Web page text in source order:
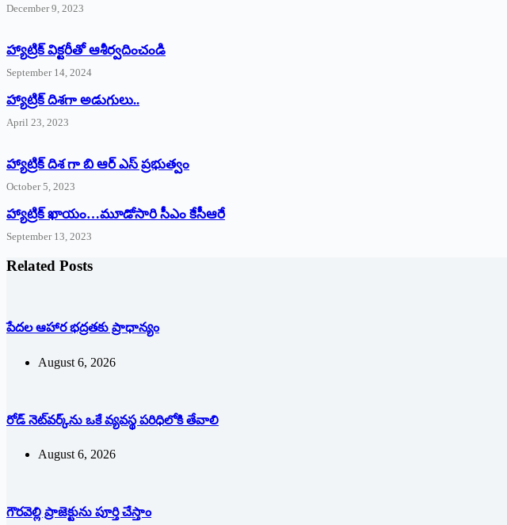
December 9, 2023
హ్యాట్రిక్‌ ‌విక్టరీతో ఆశీర్వదించండి
September 14, 2024
‌హ్యాట్రిక్‌ ‌దిశగా అడుగులు..
April 23, 2023
హ్యాట్రిక్ దిశ గా బి ఆర్ ఎస్ ప్రభుత్వం
October 5, 2023
హ్యాట్రిక్‌ ‌ఖాయం…మూడోసారి సీఎం కేసీఆరే
September 13, 2023
Related Posts
పేదల ఆహార భద్రతకు ప్రాధాన్యం
August 6, 2026
రోడ్ నెట్‌వర్క్‌ను ఒకే వ్య‌వ‌స్థ ప‌రిధిలోకి తేవాలి
August 6, 2026
గౌరవెల్లి ప్రాజెక్టును పూర్తి చేస్తాం